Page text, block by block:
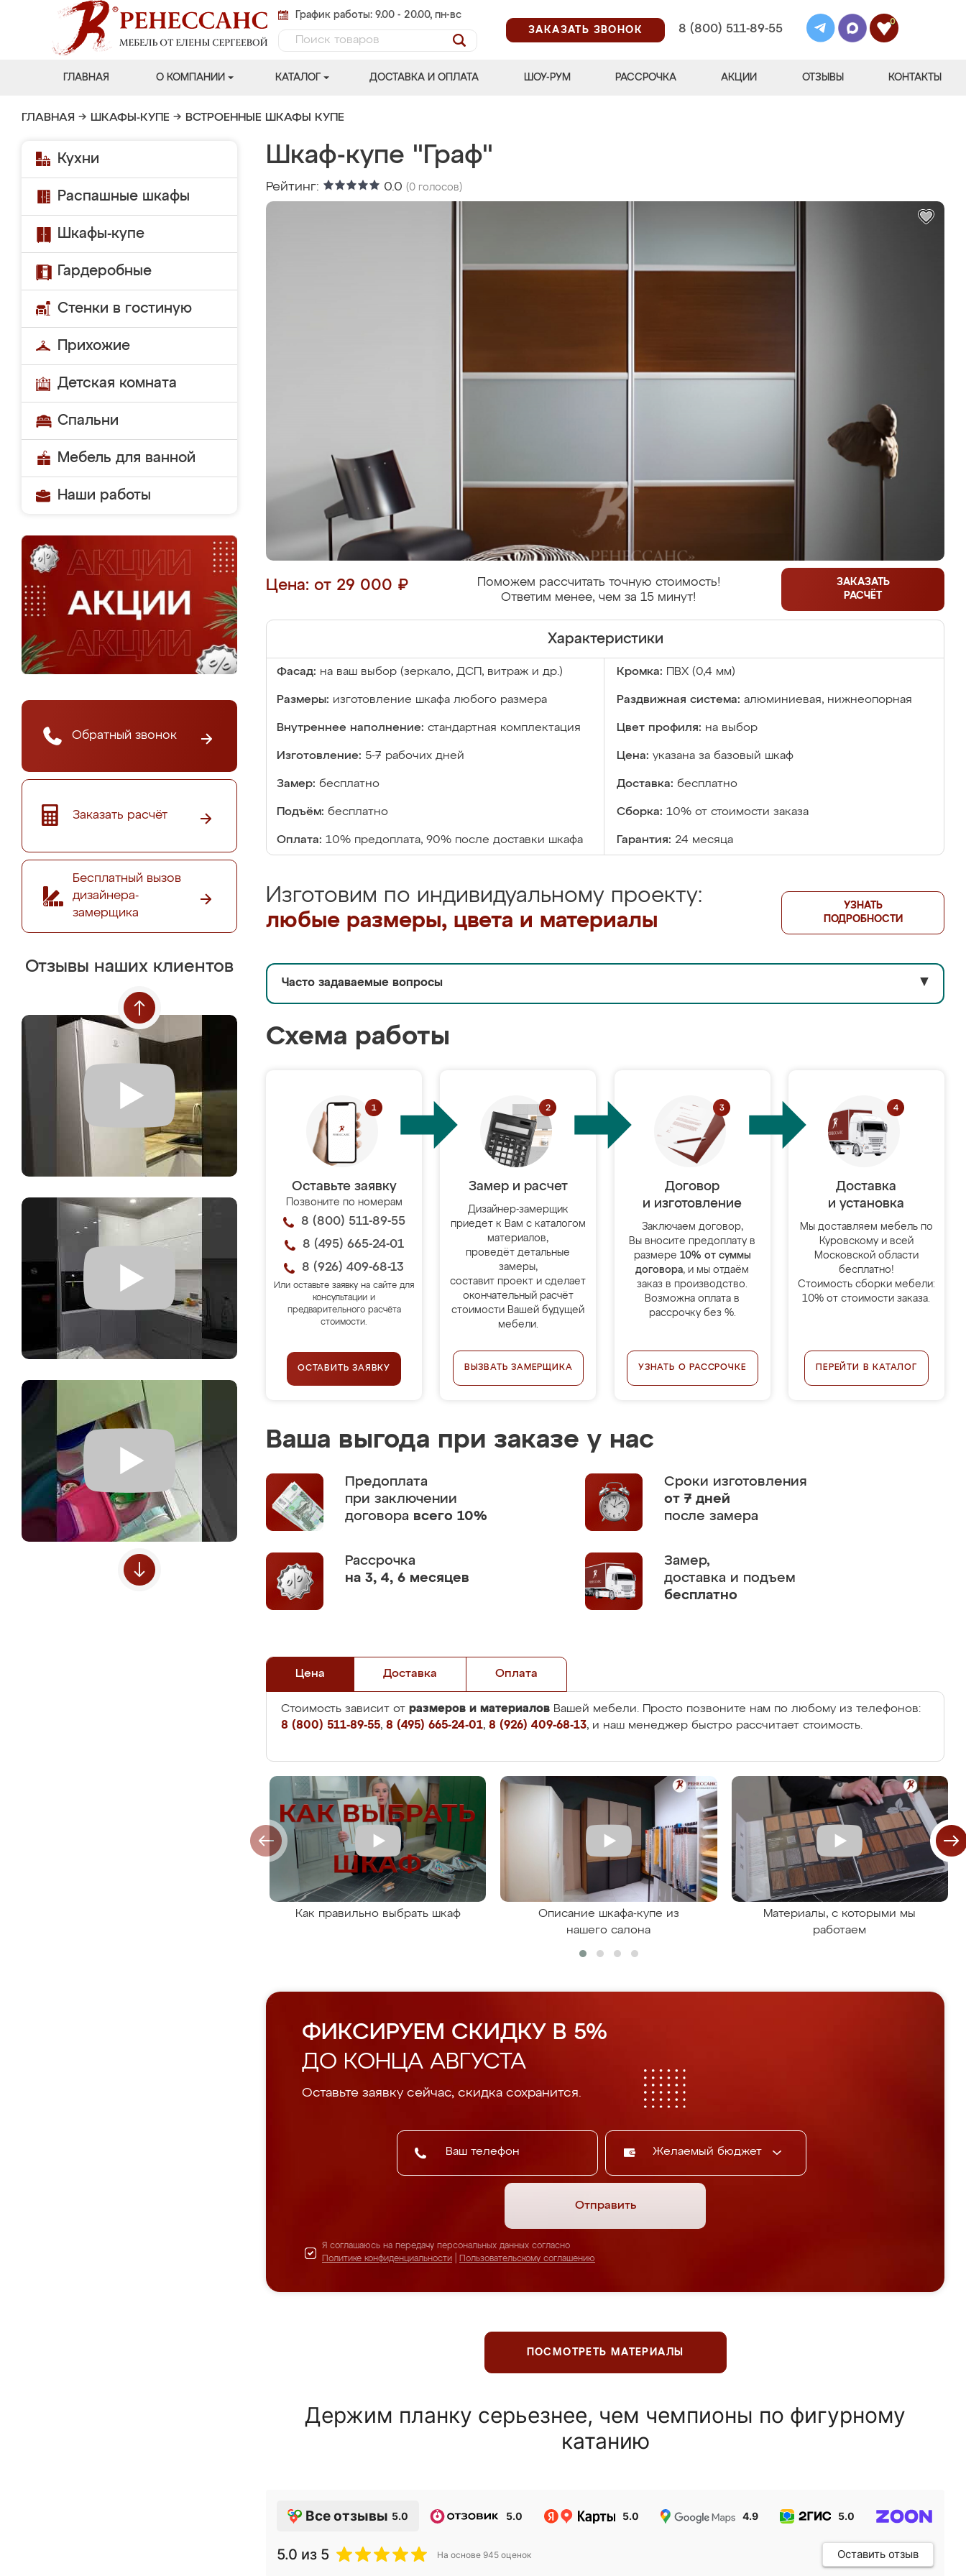
График работы: 9.00 - 20.00, пн-вс
ЗАКАЗАТЬ ЗВОНОК
8 (800) 511-89-55
0
ГЛАВНАЯ О КОМПАНИИ КАТАЛОГ ДОСТАВКА И ОПЛАТА ШОУ-РУМ РАССРОЧКА АКЦИИ ОТЗЫВЫ КОНТАКТЫ
ГЛАВНАЯ → ШКАФЫ-КУПЕ → ВСТРОЕННЫЕ ШКАФЫ КУПЕ
Кухни
Распашные шкафы
Шкафы-купе
Гардеробные
Стенки в гостиную
Прихожие
Детская комната
Спальни
Мебель для ванной
Наши работы
Обратный звонок
Заказать расчёт
Бесплатный вызов
дизайнера-
замерщика
Отзывы наших клиентов
Шкаф-купе "Граф"
Рейтинг: 0.0 (0 голосов)
Цена: от 29 000 ₽
Поможем рассчитать точную стоимость!
Ответим менее, чем за 15 минут!
ЗАКАЗАТЬ
РАСЧЁТ
Характеристики
Фасад: на ваш выбор (зеркало, ДСП, витраж и др.) Кромка: ПВХ (0,4 мм)
Размеры: изготовление шкафа любого размера Раздвижная система: алюминиевая, нижнеопорная
Внутреннее наполнение: стандартная комплектация Цвет профиля: на выбор
Изготовление: 5-7 рабочих дней Цена: указана за базовый шкаф
Замер: бесплатно Доставка: бесплатно
Подъём: бесплатно Сборка: 10% от стоимости заказа
Оплата: 10% предоплата, 90% после доставки шкафа Гарантия: 24 месяца
Изготовим по индивидуальному проекту:
любые размеры, цвета и материалы
УЗНАТЬ
ПОДРОБНОСТИ
Часто задаваемые вопросы ▼
Схема работы
Оставьте заявку
Позвоните по номерам
8 (800) 511-89-55
8 (495) 665-24-01
8 (926) 409-68-13
Или оставьте заявку на сайте для
консультации и
предварительного расчёта
стоимости.
ОСТАВИТЬ ЗАЯВКУ
Замер и расчет
Дизайнер-замерщик
приедет к Вам с каталогом
материалов,
проведёт детальные
замеры,
составит проект и сделает
окончательный расчёт
стоимости Вашей будущей
мебели.
ВЫЗВАТЬ ЗАМЕРЩИКА
Договор
и изготовление
Заключаем договор,
Вы вносите предоплату в
размере 10% от суммы
договора, и мы отдаём
заказ в производство.
Возможна оплата в
рассрочку без %.
УЗНАТЬ О РАССРОЧКЕ
Доставка
и установка
Мы доставляем мебель по
Куровскому и всей
Московской области
бесплатно!
Стоимость сборки мебели:
10% от стоимости заказа.
ПЕРЕЙТИ В КАТАЛОГ
Ваша выгода при заказе у нас
Предоплата
при заключении
договора всего 10%
Сроки изготовления
от 7 дней
после замера
Рассрочка
на 3, 4, 6 месяцев
Замер,
доставка и подъем
бесплатно
Цена Доставка Оплата
Стоимость зависит от размеров и материалов Вашей мебели. Просто позвоните нам по любому из телефонов:
8 (800) 511-89-55, 8 (495) 665-24-01, 8 (926) 409-68-13, и наш менеджер быстро рассчитает стоимость.
Как правильно выбрать шкаф
Описание шкафа-купе из
нашего салона
Материалы, с которыми мы
работаем
ФИКСИРУЕМ СКИДКУ В 5%
ДО КОНЦА АВГУСТА
Оставьте заявку сейчас, скидка сохранится.
Желаемый бюджет
Отправить
Я соглашаюсь на передачу персональных данных согласно
Политике конфиденциальности
Пользовательскому соглашению
ПОСМОТРЕТЬ МАТЕРИАЛЫ
Держим планку серьезнее, чем чемпионы по фигурному
катанию
Все отзывы 5.0 5.0 5.0 4.9 5.0
5.0 из 5 На основе 945 оценок Оставить отзыв